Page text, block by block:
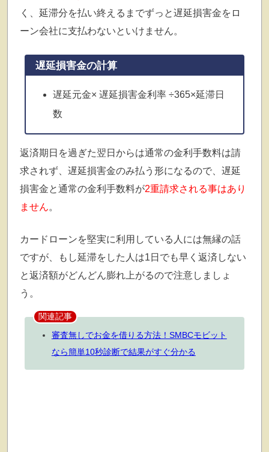
く、延滞分を払い終えるまでずっと遅延損害金をロ
ーン会社に支払わないといけません。
遅延損害金の計算
遅延元金× 遅延損害金利率 ÷365×延滞日
数
返済期日を過ぎた翌日からは通常の金利手数料は請
求されず、遅延損害金のみ払う形になるので、遅延
損害金と通常の金利手数料が2重請求される事はあり
ません。
カードローンを堅実に利用している人には無縁の話
ですが、もし延滞をした人は1日でも早く返済しない
と返済額がどんどん膨れ上がるので注意しましょ
う。
関連記事
審査無しでお金を借りる方法！SMBCモビット
なら簡単10秒診断で結果がすぐ分かる